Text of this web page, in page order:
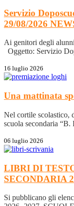
Servizio
29/08/2026
Ai genitori degli
Oggetto: Servizio
16 luglio 2026
Una mattinata
Nel cortile scolastico,
scuola secondaria
06 luglio 2026
LIBRI DI
SECONDARIA
Si pubblicano gli